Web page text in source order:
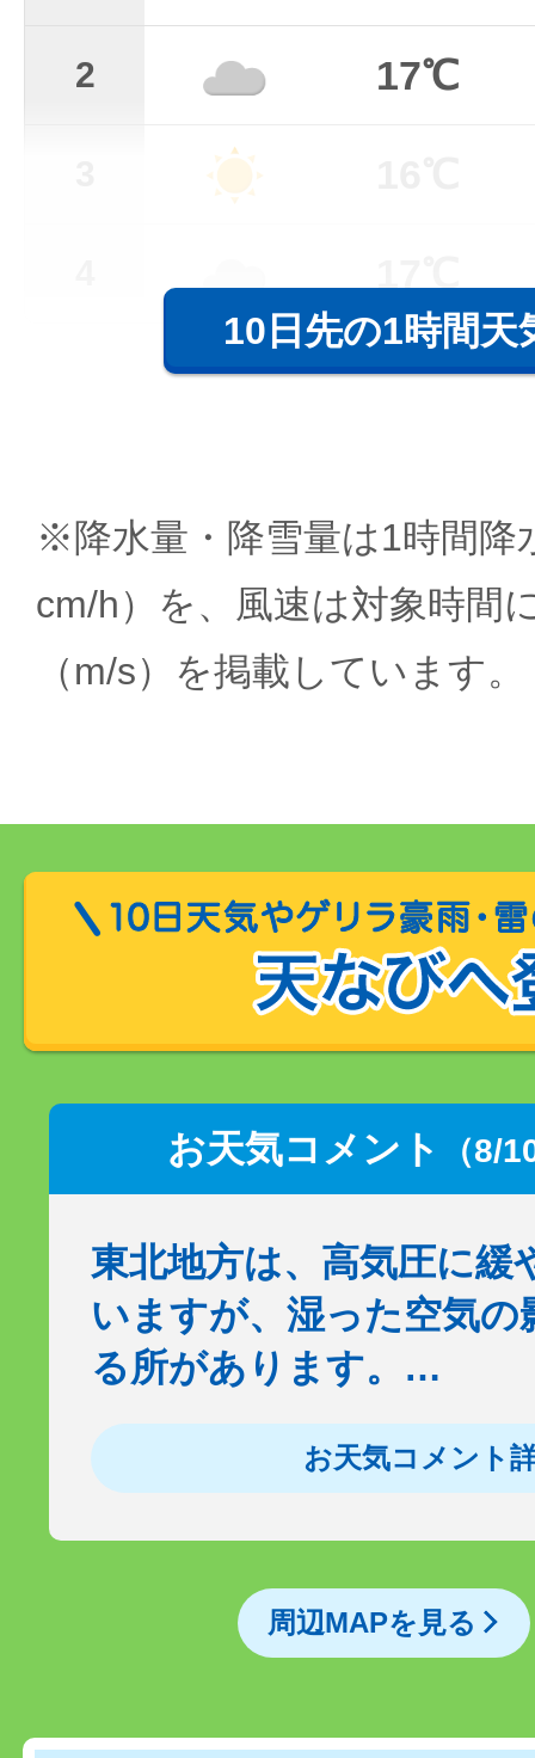
2 17℃
10日先の1時間天
※降水量・降雪量は1時間降
cm/h）を、風速は対象時間
（m/s）を掲載しています。
お天気コメント （8/
東北地方は、高気圧に緩
いますが、湿った空気の
る所があります。…
お天気コメント
周辺MAPを見る